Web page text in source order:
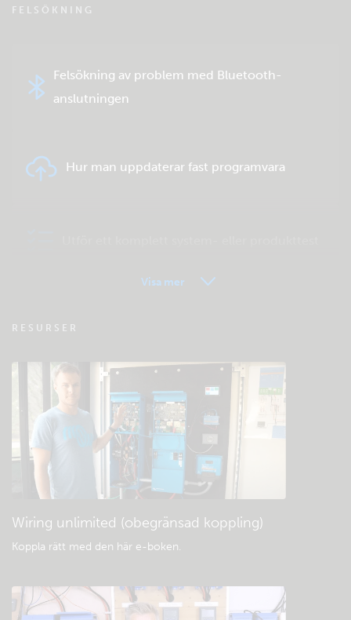
FELSÖKNING
Felsökning av problem med Bluetooth-
anslutningen
Hur man uppdaterar fast programvara
Kolla den gemensamma kunskapsbasen
Allmänna nedladdningar och dokument
Visa mer
RESURSER
Wiring unlimited (obegränsad koppling)
Koppla rätt med den här e-boken.